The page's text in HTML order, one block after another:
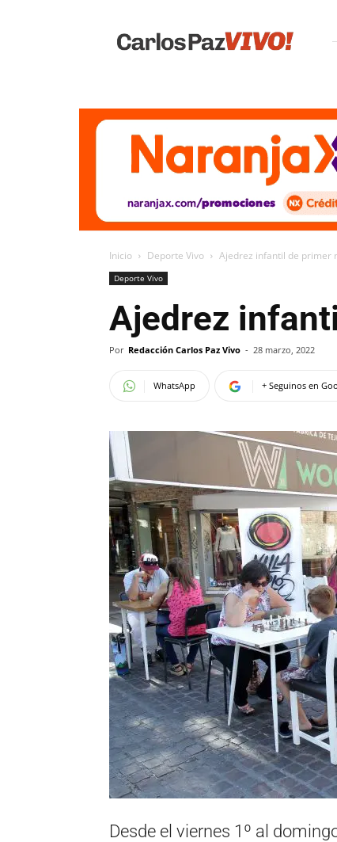
Vivo
Inicio Deporte Vivo Ajedrez infantil de primer
Deporte Vivo
Ajedrez
Por Redacción Carlos Paz Vivo - 28 marzo, 2022
WhatsApp + Seguinos en
Desde el viernes 1º al